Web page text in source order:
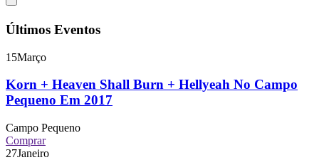
Últimos Eventos
15Março
Korn + Heaven Shall Burn + Hellyeah No Campo
Pequeno Em 2017
Campo Pequeno
Comprar
27Janeiro